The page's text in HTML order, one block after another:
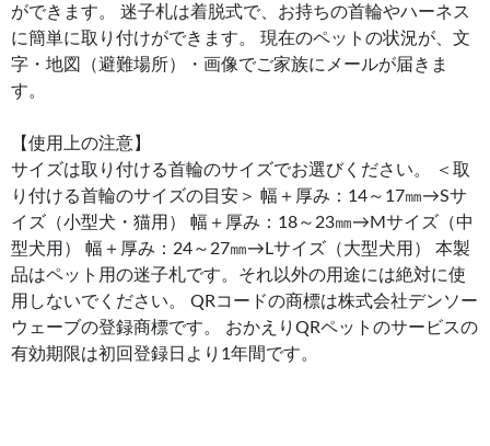
ができます。 迷子札は着脱式で、お持ちの首輪やハーネス
に簡単に取り付けができます。 現在のペットの状況が、文
字・地図（避難場所）・画像でご家族にメールが届きま
す。
【使用上の注意】
サイズは取り付ける首輪のサイズでお選びください。 ＜取
り付ける首輪のサイズの目安＞ 幅＋厚み：14～17㎜→Sサ
イズ（小型犬・猫用） 幅＋厚み：18～23㎜→Mサイズ（中
型犬用） 幅＋厚み：24～27㎜→Lサイズ（大型犬用） 本製
品はペット用の迷子札です。それ以外の用途には絶対に使
用しないでください。 QRコードの商標は株式会社デンソー
ウェーブの登録商標です。 おかえりQRペットのサービスの
有効期限は初回登録日より1年間です。